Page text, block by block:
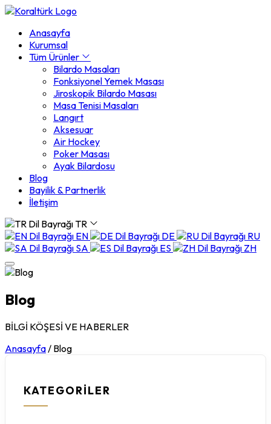
Anasayfa
Kurumsal
Tüm Ürünler
Bilardo Masaları
Fonksiyonel Yemek Masası
Jiroskopik Bilardo Masası
Masa Tenisi Masaları
Langırt
Aksesuar
Air Hockey
Poker Masası
Ayak Bilardosu
Blog
Bayilik & Partnerlik
İletişim
TR
EN
DE
RU
SA
ES ZH
Blog
BİLGİ KÖŞESİ VE HABERLER
Anasayfa / Blog
KATEGORİLER